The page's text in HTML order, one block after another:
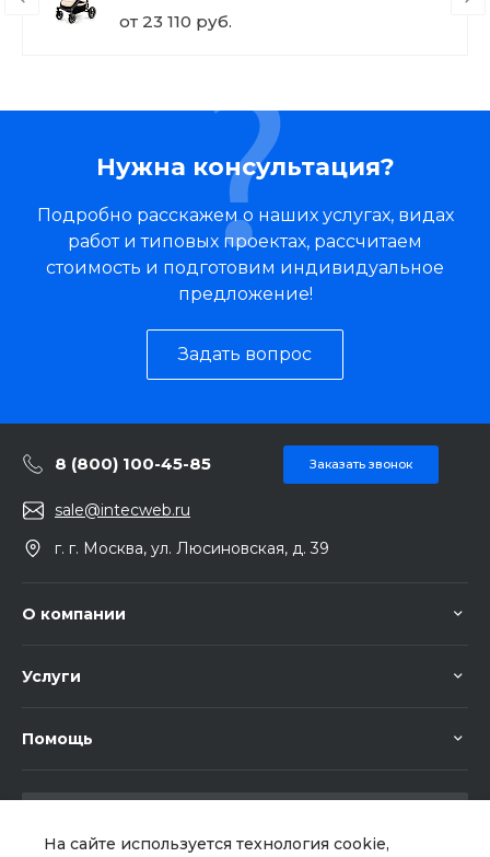
На сайте используется технология cookie,
от 23 110 руб.
Нужна консультация?
Подробно расскажем о наших услугах, видах
работ и типовых проектах, рассчитаем
стоимость и подготовим индивидуальное
предложение!
Задать вопрос
8 (800) 100-45-85 Заказать звонок
sale@intecweb.ru
г. г. Москва, ул. Люсиновская, д. 39
О компании
Услуги
Помощь